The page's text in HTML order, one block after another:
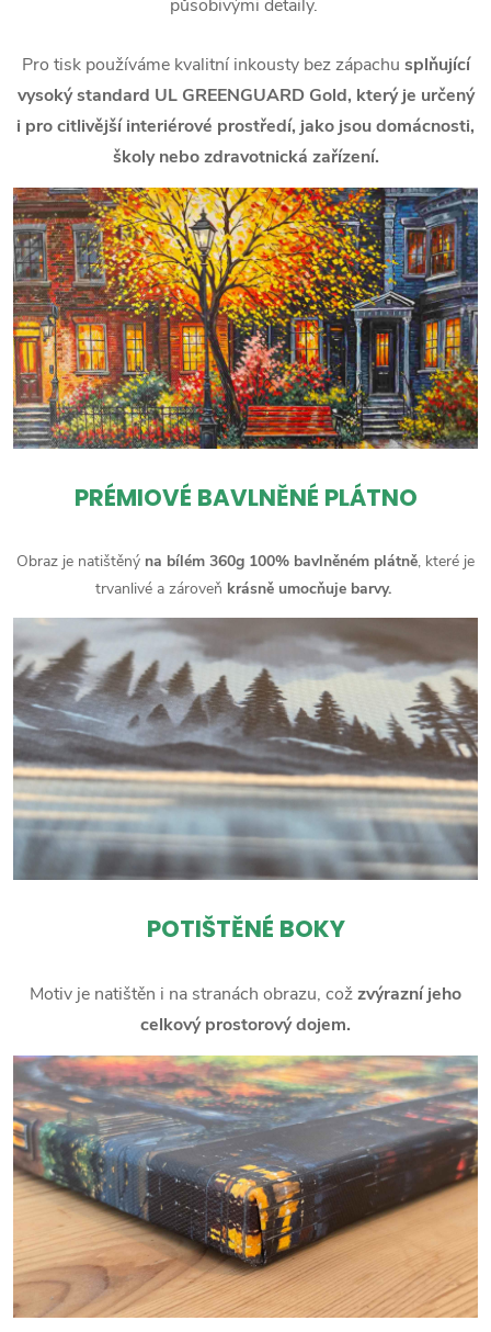
působivými detaily.
Pro tisk používáme kvalitní inkousty bez zápachu splňující
vysoký standard UL GREENGUARD Gold, který je určený
i pro citlivější interiérové prostředí, jako jsou domácnosti,
školy nebo zdravotnická zařízení.
PRÉMIOVÉ BAVLNĚNÉ PLÁTNO
Obraz je natištěný na bílém 360g 100% bavlněném plátně, které je
trvanlivé a zároveň krásně umocňuje barvy.
POTIŠTĚNÉ BOKY
Motiv je natištěn i na stranách obrazu, cožzvýrazní jeho
celkový prostorový dojem.